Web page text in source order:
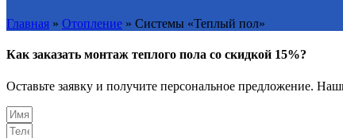
Главная » Отопление » Системы «Теплый пол»
Как заказать монтаж теплого пола со скидкой 15%?
Оставьте заявку и получите персональное предложение.